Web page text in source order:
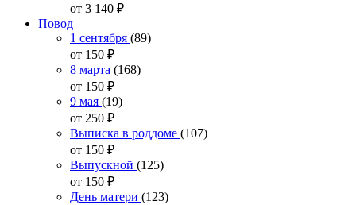
от 3 140 ₽
Повод
1 сентября (89)
от 150 ₽
8 марта (168)
от 150 ₽
9 мая (19)
от 250 ₽
Выписка в роддоме (107)
от 150 ₽
Выпускной (125)
от 150 ₽
День матери (123)